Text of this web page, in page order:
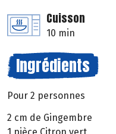
Cuisson
10 min
Ingrédients
Pour 2 personnes
2 cm de Gingembre